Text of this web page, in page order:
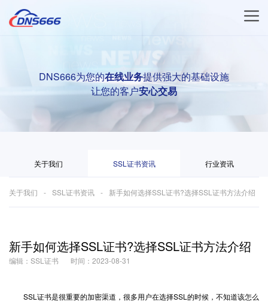
DNS666为您的在线业务提供强大的基础设施
让您的客户安心交易
关于我们 SSL证书资讯 行业资讯
关于我们 SSL证书资讯 新手如何选择SSL证书?选择SSL证书方法介绍
新手如何选择SSL证书?选择SSL证书方法介绍
编辑：SSL证书 时间：2023-08-31
SSL证书是很重要的加密渠道，很多用户在选择SSL的时候，不知道该怎么